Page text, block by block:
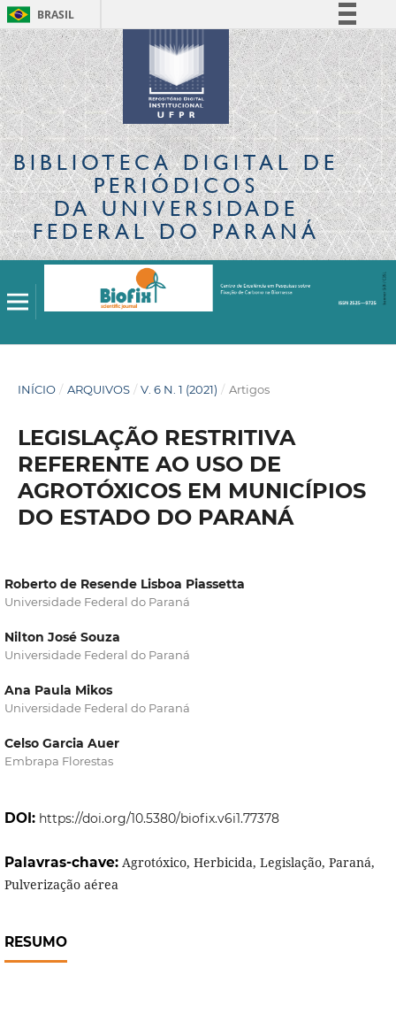
BRASIL
Simplifique!
Comunica BR
Participe
Acesso à informação
Legislação
Canais
BIBLIOTECA DIGITALDE
PERIÓDICOS
DA UNIVERSIDADE
FEDERAL DO PARANÁ
INÍCIO / ARQUIVOS / V. 6 N. 1 (2021) / Artigos
LEGISLAÇÃO RESTRITIVA
REFERENTE AO USO DE
AGROTÓXICOS EM MUNICÍPIOS
DO ESTADO DO PARANÁ
Roberto de Resende Lisboa Piassetta
Universidade Federal do Paraná
Nilton José Souza
Universidade Federal do Paraná
Ana Paula Mikos
Universidade Federal do Paraná
Celso Garcia Auer
Embrapa Florestas
DOI: https://doi.org/10.5380/biofix.v6i1.77378
Palavras-chave: Agrotóxico, Herbicida, Legislação, Paraná,
Pulverização aérea
RESUMO